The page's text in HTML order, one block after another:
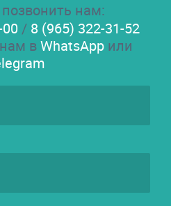
нам:
/ 8 (965) 322-31-52
вWhatsAppили